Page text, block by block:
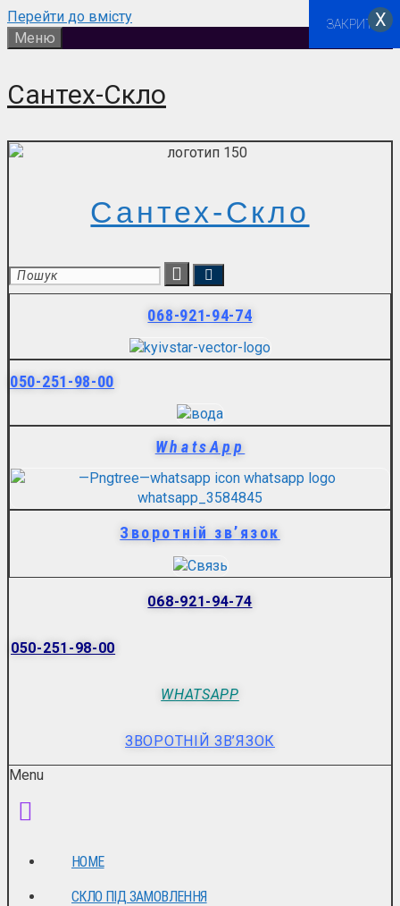
Перейти до вмісту
Меню
Сантех-Скло
Сантех-Скло
068-921-94-74
050-251-98-00
WhatsApp
Зворотній зв’язок
068-921-94-74
050-251-98-00
WHATSAPP
ЗВОРОТНІЙ ЗВ’ЯЗОК
Menu
HOME
СКЛО ПІД ЗАМОВЛЕННЯ
ЗАКРИТИХ